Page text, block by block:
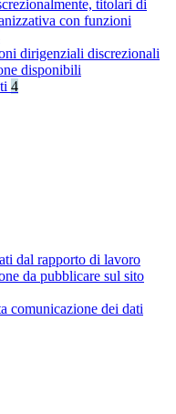
titolari di
con funzioni
dirigenziali discrezionali
disponibili
4
dal rapporto di lavoro
da pubblicare sul sito
comunicazione dei dati